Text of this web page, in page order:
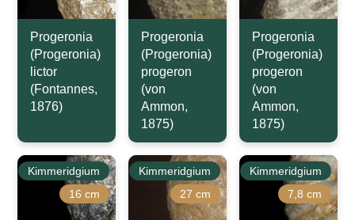
Progeronia
(Progeronia)
lictor
(Fontannes,
1876)
Progeronia
(Progeronia)
progeron
(von
Ammon,
1875)
Progeronia
(Progeronia)
progeron
(von
Ammon,
1875)
Kimmeridgium
16 cm
Kimmeridgium
27 cm
Kimmeridgium
7,8 cm